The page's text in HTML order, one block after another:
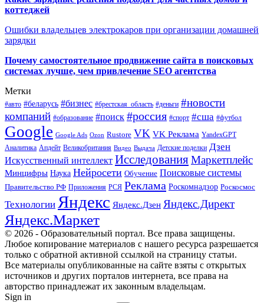
коттеджей
Ошибки владельцев электрокаров при организации домашней
зарядки
Почему самостоятельное продвижение сайта в поисковых
системах лучше, чем привлечение SEO агентства
Метки
#авто #беларусь #бизнес #брестская_область #деньги #новости
компаний #образование #поиск #россия #спорт #сша #футбол
Google Google Ads Ozon Rustore VK VK Реклама YandexGPT
Аналитика Апдейт Великобритания Видео Выдача Детские поделки Дзен
Искусственный интеллект ИсследованияМаркетплейс
Минцифры Наука Нейросети Обучение Поисковые системы
Правительство РФ Приложения РСЯ Реклама Роскомнадзор Роскосмос
Технологии Яндекс Яндекс.Дзен Яндекс.Директ
Яндекс.Маркет
© 2026 - Образовательный портал. Все права защищены.
Любое копирование материалов с нашего ресурса разрешается
только с обратной активной ссылкой на страницу статьи.
Все материалы опубликованные на сайте взяты с открытых
источников и других порталов интернета, все права на
авторство принадлежат их законным владельцам.
Sign in